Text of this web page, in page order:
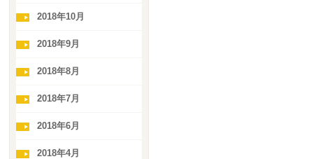
2018年10月
2018年9月
2018年8月
2018年7月
2018年6月
2018年4月